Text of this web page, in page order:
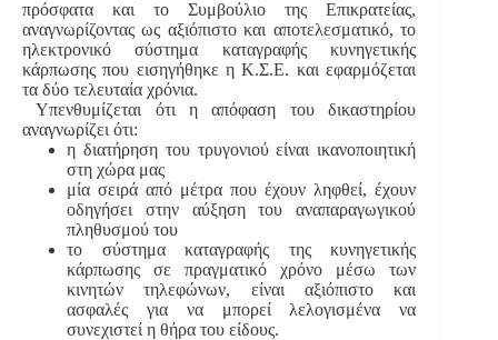
πρόσφατα και το Συμβούλιο της Επικρατείας,
αναγνωρίζοντας ως αξιόπιστο και αποτελεσματικό, το
ηλεκτρονικό σύστημα καταγραφής κυνηγετικής
κάρπωσης που εισηγήθηκε η Κ.Σ.Ε. και εφαρμόζεται
τα δύο τελευταία χρόνια.
Υπενθυμίζεται ότι η απόφαση του δικαστηρίου
αναγνωρίζει ότι:
η διατήρηση του τρυγονιού είναι ικανοποιητική
στη χώρα μας
μία σειρά από μέτρα που έχουν ληφθεί, έχουν
οδηγήσει στην αύξηση του αναπαραγωγικού
πληθυσμού του
το σύστημα καταγραφής της κυνηγετικής
κάρπωσης σε πραγματικό χρόνο μέσω των
κινητών τηλεφώνων, είναι αξιόπιστο και
ασφαλές για να μπορεί λελογισμένα να
συνεχιστεί η θήρα του είδους.